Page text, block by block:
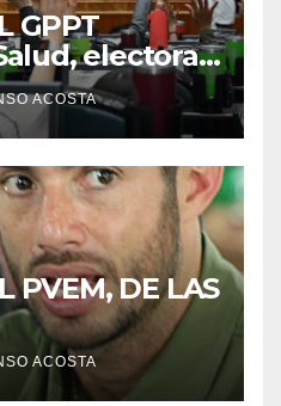
GPPT
principales
ACOSTA
PVEM, DE LAS
ACOSTA